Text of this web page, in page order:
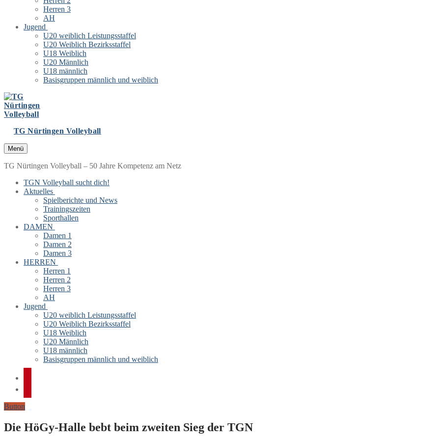
Herren 3
AH
Jugend
U20 weiblich Leistungsstaffel
U20 Weiblich Bezirksstaffel
U18 Weiblich
U20 Männlich
U18 männlich
Basisgruppen männlich und weiblich
TG Nürtingen Volleyball
Menü
TG Nürtingen Volleyball – 50 Jahre Kompetenz am Netz
TGN Volleyball sucht dich!
Aktuelles
Spielberichte und News
Trainingszeiten
Sporthallen
DAMEN
Damen 1
Damen 2
Damen 3
HERREN
Herren 1
Herren 2
Herren 3
AH
Jugend
U20 weiblich Leistungsstaffel
U20 Weiblich Bezirksstaffel
U18 Weiblich
U20 Männlich
U18 männlich
Basisgruppen männlich und weiblich
Button
Die HöGy-Halle bebt beim zweiten Sieg der TGN